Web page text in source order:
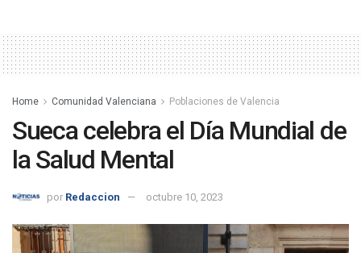
Home Comunidad Valenciana Poblaciones de Valencia
Sueca celebra el Día Mundial de
la Salud Mental
por Redaccion octubre 10, 2023